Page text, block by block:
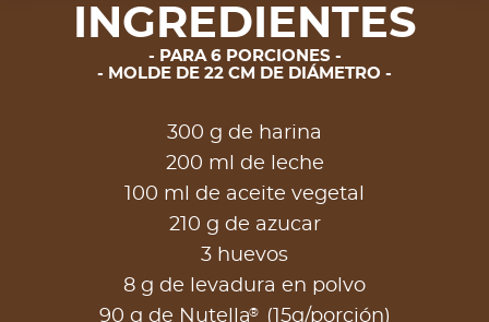
INGREDIENTES
PARA 6 PORCIONES
MOLDE DE 22 CM DE DIÁMETRO
300 g de harina
200 ml de leche
100 ml de aceite vegetal
210 g de azucar
3 huevos
8 g de levadura en polvo
90 g de Nutella® (15g/porción)